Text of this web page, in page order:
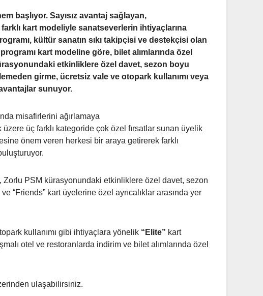
başlıyor. Sayısız avantaj sağlayan,
kart modeliyle sanatseverlerin ihtiyaçlarına
kültür sanatın sıkı takipçisi ve destekçisi olan
kart modeline göre, bilet alımlarında özel
etkinliklere özel davet, sezon boyu
girme, ücretsiz vale ve otopark kullanımı veya
sunuyor.
misafirlerini ağırlamaya
üzere üç farklı kategoride çok özel fırsatlar sunan üyelik
önem veren herkesi bir araya getirerek farklı
Zorlu PSM kürasyonundaki etkinliklere özel davet, sezon
“Friends” kart üyelerine özel ayrıcalıklar arasında yer
kullanımı gibi ihtiyaçlara yönelik “Elite” kart
otel ve restoranlarda indirim ve bilet alımlarında özel
ulaşabilirsiniz.